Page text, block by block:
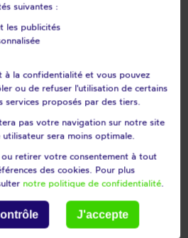
Monistrol-sur-loire
Montregard
Moudeyres
Pinols
Pont-salomon
Présailles
Raucoules
Retournac
Roche-en-régnier
suivantes :
les publicités
la confidentialité et vous pouvez
ou de refuser l'utilisation de certains
proposés par des tiers.
pas votre navigation sur notre site
sera moins optimale.
ou retirer votre consentement à tout
des cookies. Pour plus
notre politique de confidentialité.
J'accepte